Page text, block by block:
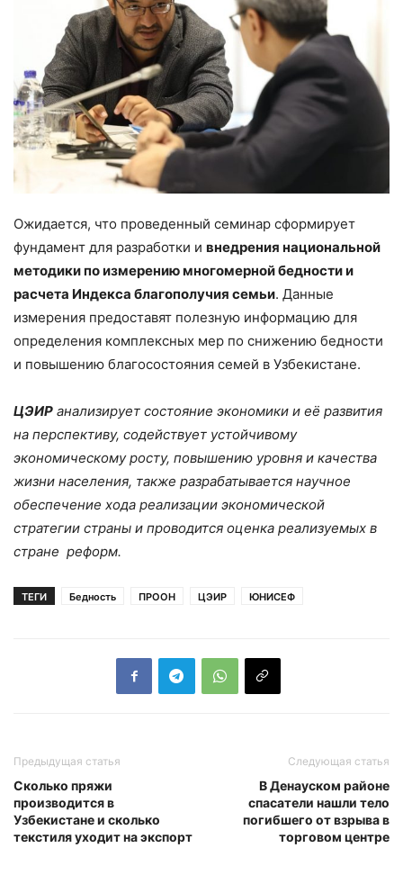
Ожидается, что проведенный семинар сформирует
фундамент для разработки и внедрения национальной
методики по измерению многомерной бедности и
расчета Индекса благополучия семьи. Данные
измерения предоставят полезную информацию для
определения комплексных мер по снижению бедности
и повышению благосостояния семей в Узбекистане.
ЦЭИР анализирует состояние экономики и её развития
на перспективу, содействует устойчивому
экономическому росту, повышению уровня и качества
жизни населения, также разрабатывается научное
обеспечение хода реализации экономической
стратегии страны и проводится оценка реализуемых в
стране реформ.
ТЕГИ Бедность ПРООН ЦЭИР ЮНИСЕФ
Предыдущая статья
Сколько пряжи
производится в
Узбекистане и сколько
текстиля уходит на экспорт
Следующая статья
В Денауском районе
спасатели нашли тело
погибшего от взрыва в
торговом центре